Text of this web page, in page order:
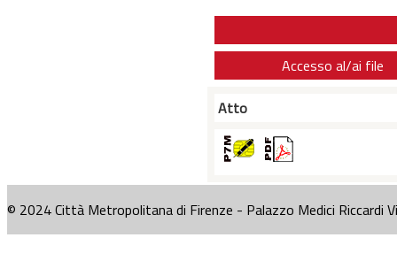
Accesso al/ai file
Atto
© 2024 Città Metropolitana di Firenze - Palazzo Medici Riccardi